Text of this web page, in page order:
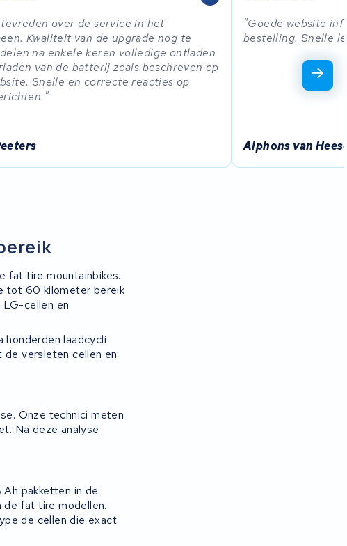
over de service in het
Kwaliteit van de upgrade nog te
na enkele keren volledige ontladen
van de batterij zoals beschreven op
Snelle en correcte reacties op
Goede website
bestelling. Snelle
Alphons van
fat tire mountainbikes.
tot 60 kilometer bereik
cellen en
honderden laadcycli
de versleten cellen en
Onze technici meten
Na deze analyse
pakketten in de
fat tire modellen.
de cellen die exact